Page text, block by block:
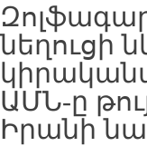
նեղուցի
ԱՄՆ-ը
Իրանի